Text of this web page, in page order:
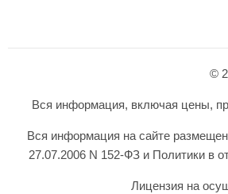
©
Вся информация, включая цены,
Вся информация на сайте
27.07.2006 N 152-ФЗ и Политики в
Лицензия на